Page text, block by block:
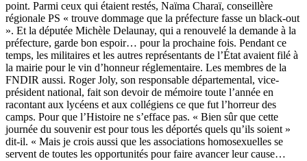
point. Parmi ceux qui étaient restés, Naïma Charaï, conseillère
régionale PS « trouve dommage que la préfecture fasse un black-out
». Et la députée Michèle Delaunay, qui a renouvelé la demande à la
préfecture, garde bon espoir… pour la prochaine fois. Pendant ce
temps, les militaires et les autres représentants de l’État avaient filé à
la mairie pour le vin d’honneur réglementaire. Les membres de la
FNDIR aussi. Roger Joly, son responsable départemental, vice-
président national, fait son devoir de mémoire toute l’année en
racontant aux lycéens et aux collégiens ce que fut l’horreur des
camps. Pour que l’Histoire ne s’efface pas. « Bien sûr que cette
journée du souvenir est pour tous les déportés quels qu’ils soient »
dit-il. « Mais je crois aussi que les associations homosexuelles se
servent de toutes les opportunités pour faire avancer leur cause…